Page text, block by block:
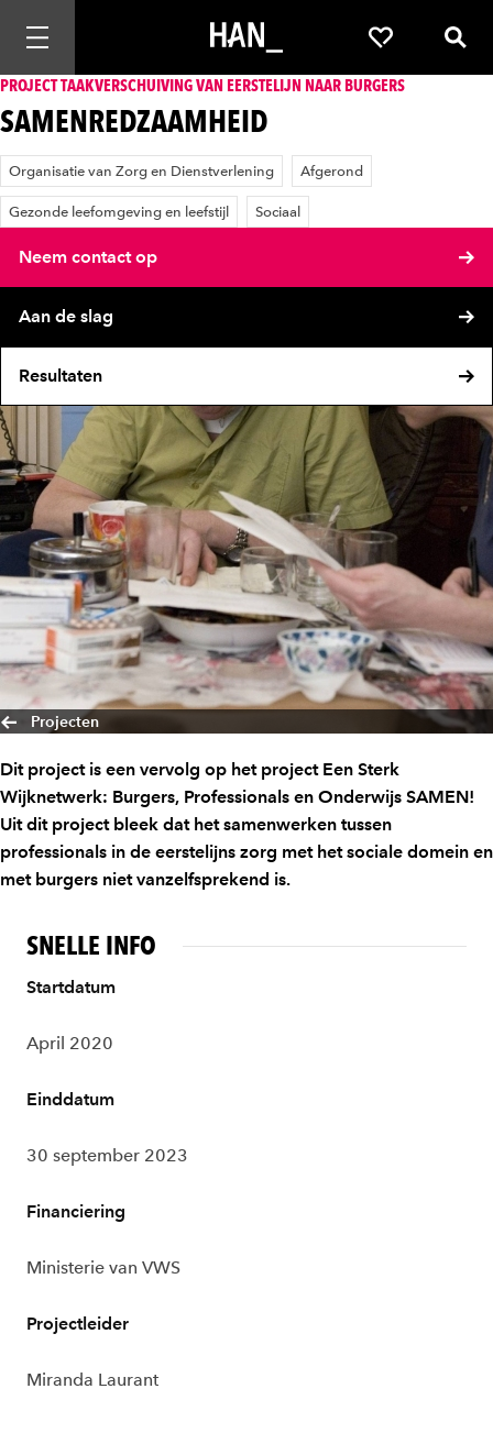
Mobiele navigatie openen Favorieten
PROJECT TAAKVERSCHUIVING VAN EERSTELIJN NAAR BURGERS
SAMENREDZAAMHEID
Organisatie van Zorg en Dienstverlening Afgerond
Gezonde leefomgeving en leefstijl Sociaal
Neem contact op
Aan de slag
Resultaten
Projecten
Dit project is een vervolg op het project Een Sterk
Wijknetwerk: Burgers, Professionals en Onderwijs SAMEN!
Uit dit project bleek dat het samenwerken tussen
professionals in de eerstelijns zorg met het sociale domein en
met burgers niet vanzelfsprekend is.
SNELLE INFO
Startdatum
April 2020
Einddatum
30 september 2023
Financiering
Ministerie van VWS
Projectleider
Miranda Laurant